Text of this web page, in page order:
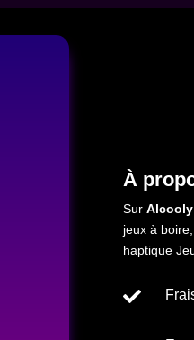
À
Sur Alcooly
jeux à
haptique
